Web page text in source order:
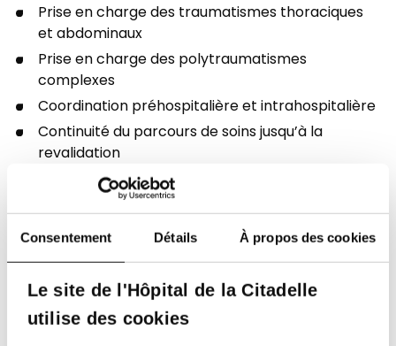
Consentement Détails À propos des cookies
Le site de l'Hôpital de la Citadelle
utilise des cookies
Prise en charge des traumatismes thoraciques
et abdominaux
Prise en charge des polytraumatismes
complexes
Coordination préhospitalière et intrahospitalière
Continuité du parcours de soins jusqu’à la
revalidation
Services associés
Anesthésie
Voir le service